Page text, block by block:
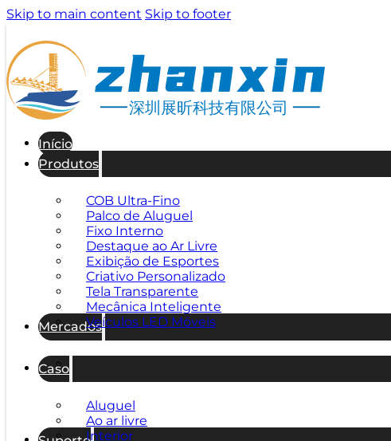
Skip to main content Skip to footer
深圳展昕科技有限公司
Início
Produtos
COB Ultra-Fino
Palco de Aluguel
Fixo Interno
Destaque ao Ar Livre
Exibição de Esportes
Criativo Personalizado
Tela Transparente
Mecânica Inteligente
Veículos LED Móveis
Mercados
Caso
Aluguel
Ao ar livre
Interior